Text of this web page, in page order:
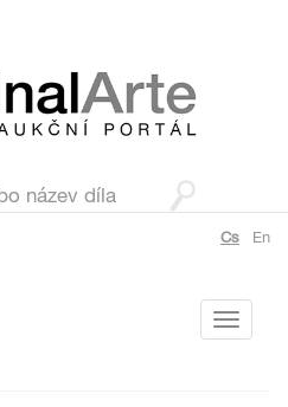
Cs En
Toggle